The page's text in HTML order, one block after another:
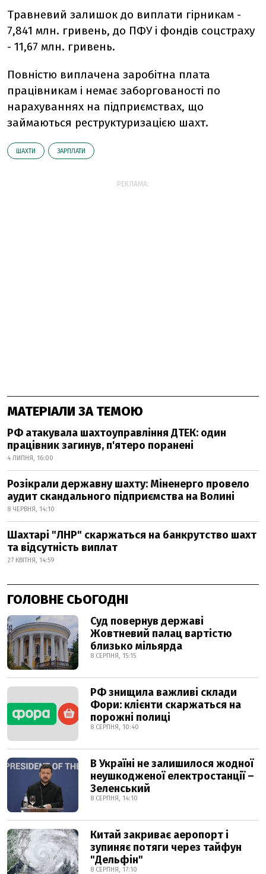
Травневий залишок до виплати гірникам -
7,841 млн. гривень, до ПФУ і фондів соцстраху
- 11,67 млн. гривень.
Повністю виплачена заробітна плата
працівникам і немає заборгованості по
нарахуваннях на підприємствах, що
займаються реструктуризацією шахт.
ШАХТИ ЗАРПЛАТИ
РЕКЛАМА:
МАТЕРІАЛИ ЗА ТЕМОЮ
РФ атакувала шахтоуправління ДТЕК: один
працівник загинув, п'ятеро поранені
4 ЛИПНЯ, 16:00
Розікрали державну шахту: Міненерго провело
аудит скандального підприємства на Волині
8 ЧЕРВНЯ, 14:10
Шахтарі "ЛНР" скаржаться на банкрутство шахт
та відсутність виплат
27 КВІТНЯ, 14:59
ГОЛОВНЕ СЬОГОДНІ
Суд повернув державі
Жовтневий палац вартістю
близько мільярда
8 СЕРПНЯ, 15:15
РФ знищила важливі склади
Фори: клієнти скаржаться на
порожні полиці
8 СЕРПНЯ, 10:40
В Україні не залишилося жодної
неушкодженої електростанції –
Зеленський
8 СЕРПНЯ, 14:10
Китай закриває аеропорт і
зупиняє потяги через тайфун
"Дельфін"
8 СЕРПНЯ, 17:10